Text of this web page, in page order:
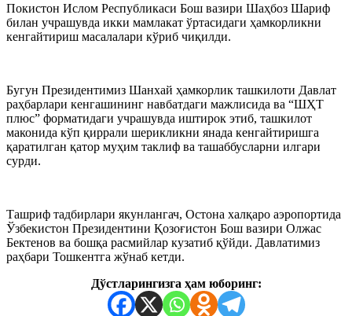
Покистон Ислом Республикаси Бош вазири Шаҳбоз Шариф
билан учрашувда икки мамлакат ўртасидаги ҳамкорликни
кенгайтириш масалалари кўриб чиқилди.
Бугун Президентимиз Шанхай ҳамкорлик ташкилоти Давлат
раҳбарлари кенгашининг навбатдаги мажлисида ва “ШҲТ
плюс” форматидаги учрашувда иштирок этиб, ташкилот
маконида кўп қиррали шерикликни янада кенгайтиришга
қаратилган қатор муҳим таклиф ва ташаббусларни илгари
сурди.
Ташриф тадбирлари якунлангач, Остона халқаро аэропортида
Ўзбекистон Президентини Қозоғистон Бош вазири Олжас
Бектенов ва бошқа расмийлар кузатиб қўйди. Давлатимиз
раҳбари Тошкентга жўнаб кетди.
Дўстларингизга ҳам юборинг: